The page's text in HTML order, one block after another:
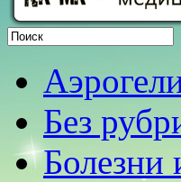
Без
Болезни